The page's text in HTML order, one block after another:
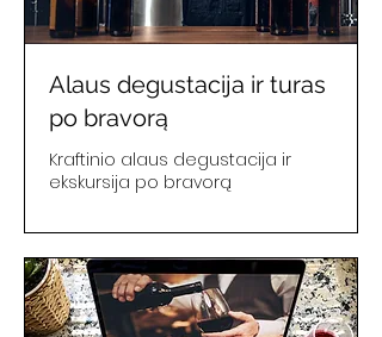
Alaus degustacija ir turas
po bravorą
Kraftinio alaus degustacija ir
ekskursija po bravorą